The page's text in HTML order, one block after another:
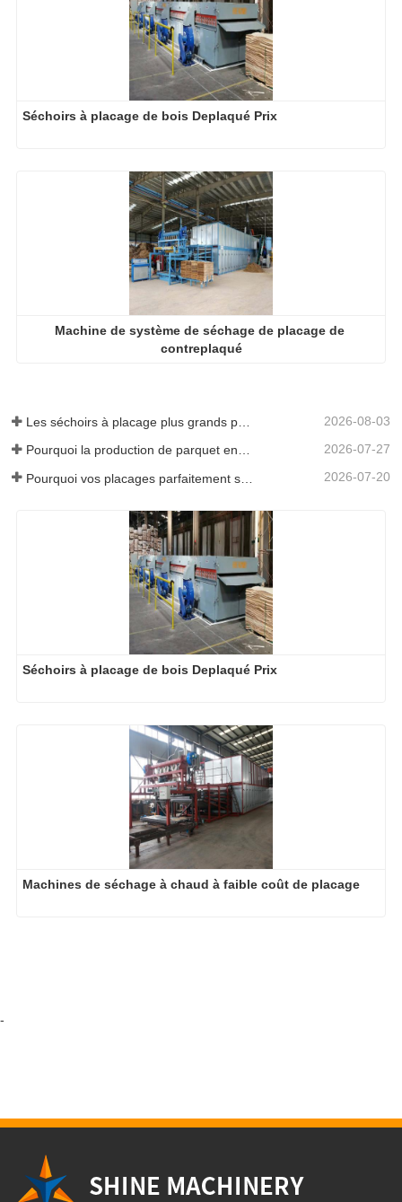
Séchoirs à placage de bois Deplaqué Prix
Machine de système de séchage de placage de
contreplaqué
2026-08-03
Pourquoi la production de parquet en eucalyptus a-t-elle besoin d'un séchoir à placages ? 2026-07-27
2026-07-20
Séchoirs à placage de bois Deplaqué Prix
Machines de séchage à chaud à faible coût de placage
-